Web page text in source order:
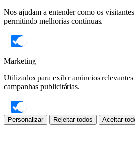
Nos ajudam a entender como os
permitindo melhorias contínuas.
Marketing
Utilizados para exibir anúncios relevantes
campanhas publicitárias.
Personalizar Rejeitar todos Aceitar